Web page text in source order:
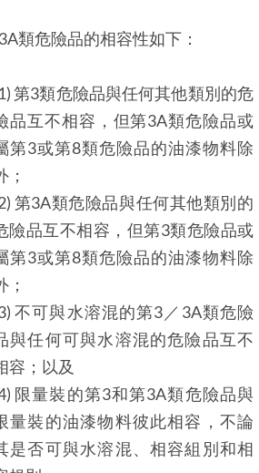
類危險品的相容性如下：
第3類危險品與任何其他類別的危
品互不相容，但第3A類危險品或
第3或第8類危險品的油漆物料除
；
第3A類危險品與任何其他類別的
險品互不相容，但第3類危險品或
第3或第8類危險品的油漆物料除
；
不可與水溶混的第3／3A類危險
與任何可與水溶混的危險品互不
容；以及
限量裝的第3和第3A類危險品與
量裝的油漆物料彼此相容，不論
是否可與水溶混、相容組別和相